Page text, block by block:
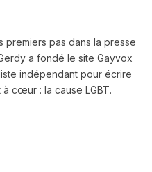
premiers pas dans la presse
a fondé le site Gayvox
indépendant pour écrire
cœur : la cause LGBT.